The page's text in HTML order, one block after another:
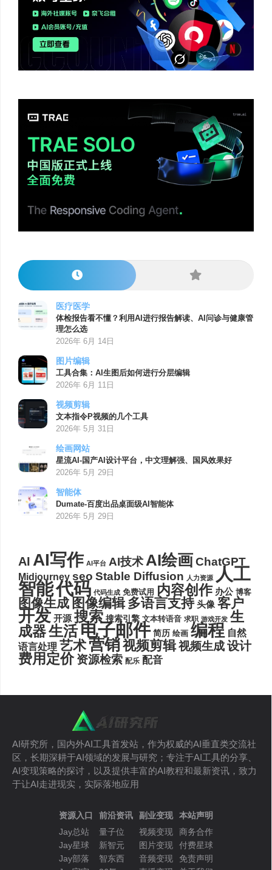
医疗医学
体检报告看不懂？利用AI进行报告解读、AI问诊与健康管
理怎么选
2026年 6月 14日
图片编辑
工具合集：AI生图后如何进行分层编辑
2026年 6月 11日
视频剪辑
文本指令P视频的几个工具
2026年 5月 31日
绘画网站
星流AI-国产AI设计平台，中文理解强、国风效果好
2026年 5月 29日
智能体
Dumate-百度出品桌面级AI智能体
2026年 5月 29日
AI AI写作 AI平台 AI技术AI绘画ChatGPT
Midjourney seo Stable Diffusion 人力资源 人工
智能代码 代码生成 免费试用 内容创作 办公 博客
图像生成 图像编辑 多语言支持 头像 客户
开发 开源 搜索 搜索引擎 文本转语音 求职 游戏开发 生
成器生活电子邮件 简历 绘画 编程 自然
语言处理 艺术营销视频剪辑视频生成设计
费用定价 资源检索 配乐 配音
AI研究所，国内外AI工具首发站，作为权威的AI垂直类交流社
区，长期深耕于AI领域的发展与研究；专注于AI工具的分享、
AI变现策略的探讨，以及提供丰富的AI教程和最新资讯，致力
于让AI走进现实，实际落地应用
资源入口
Jay总站
Jay星球
Jay部落
前沿资讯
量子位
新智元
智东西
副业变现
视频变现
图片变现
音频变现
本站声明
商务合作
付费星球
免责声明